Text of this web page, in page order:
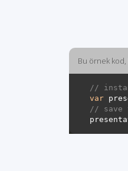
Bu örnek
//
var
// save